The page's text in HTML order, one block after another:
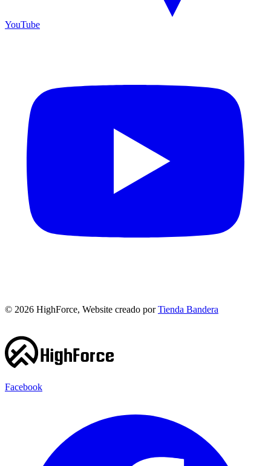
YouTube
© 2026 HighForce, Website creado por Tienda Bandera
Facebook